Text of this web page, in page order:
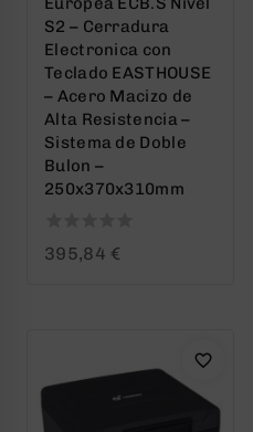
S2 – Cerradura
Electronica con
Teclado EASTHOUSE
– Acero Macizo de
Alta Resistencia –
Sistema de Doble
Bulon –
250x370x310mm
0
395,84 €